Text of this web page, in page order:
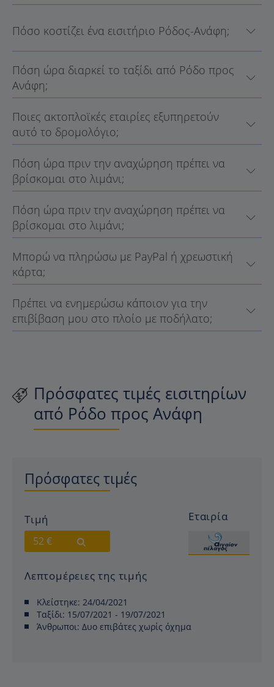
Πόσο κοστίζει ένα εισιτήριο Ρόδος-Ανάφη;
Πόση ώρα διαρκεί το ταξίδι από Ρόδο προς
Ανάφη;
Ποιες ακτοπλοϊκές εταιρίες εξυπηρετούν
αυτό το δρομολόγιο;
Πόση ώρα πριν την αναχώρηση πρέπει να
βρίσκομαι στο λιμάνι;
Πόση ώρα πριν την αναχώρηση πρέπει να
βρίσκομαι στο λιμάνι;
Μπορώ να πληρώσω με PayPal ή χρεωστική
κάρτα;
Πρέπει να ενημερώσω κάποιον για την
επιβίβαση μου στο πλοίο με ποδήλατο;
Πρόσφατες τιμές εισιτηρίων
από Ρόδο προς Ανάφη
Πρόσφατες τιμές
Τιμή
52 €
Εταιρία
Λεπτομέρειες της τιμής
Κλείστηκε: 24/04/2021
Ταξίδι: 15/07/2021 - 19/07/2021
Άνθρωποι: Δυο επιβάτες χωρίς όχημα